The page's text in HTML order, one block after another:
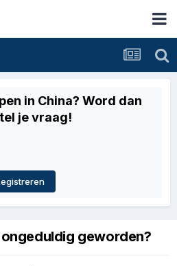
in China? Word dan
je vraag!
geworden?